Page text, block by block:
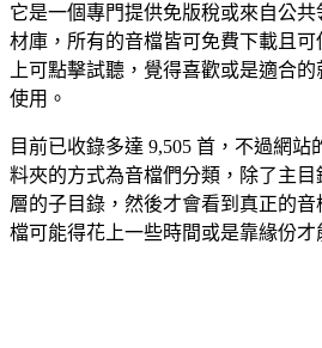
它是一個專門提供免版稅或來自公
材庫，所有的音檔皆可免費下載且
上可點擊試聽，覺得喜歡或是適合
使用。
目前已收錄多達 9,505 首，不過網
料夾的方式為音檔們分類，除了主
層的子目錄，然後才會看到真正的
檔可能得花上一些時間或是靠緣份才